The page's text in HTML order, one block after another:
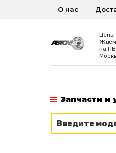
О нас
Цены
Ждём
на
Запчасти и